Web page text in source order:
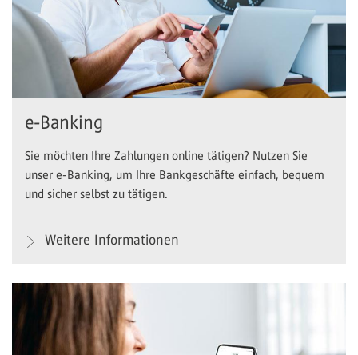
e-Banking
Sie möchten Ihre Zahlungen online tätigen? Nutzen Sie
unser e-Banking, um Ihre Bankgeschäfte einfach, bequem
und sicher selbst zu tätigen.
Weitere Informationen